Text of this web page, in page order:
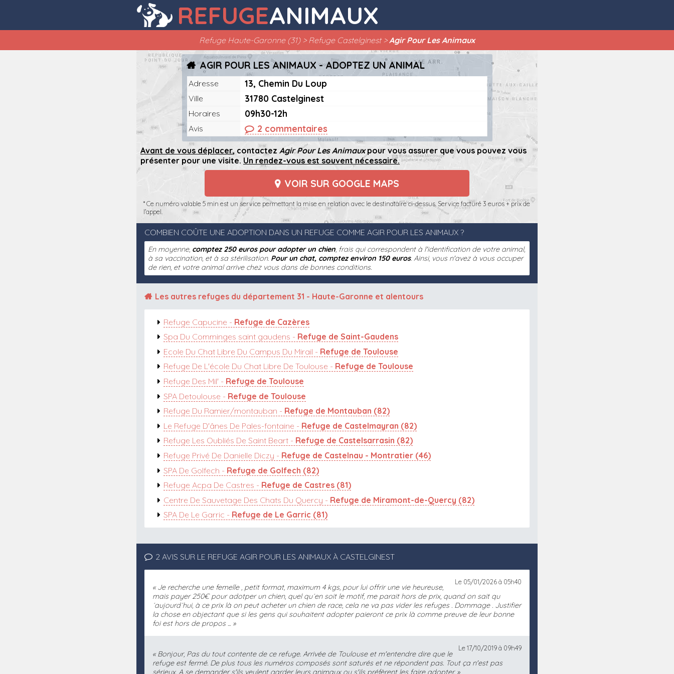
REFUGEANIMAUX
Refuge Haute-Garonne (31) Refuge Castelginest Agir Pour Les Animaux
AGIR POUR LES ANIMAUX - ADOPTEZ UN ANIMAL
Adresse 13, Chemin Du Loup
Ville 31780 Castelginest
Horaires 09h30-12h
Avis 2 commentaires
Avant de vous déplacer, contactez Agir Pour Les Animauxpour vous assurer que vous pouvez vous
présenter pour une visite. Un rendez-vous est souvent nécessaire.
VOIR SUR GOOGLE MAPS
* Ce numéro valable 5 min est un service permettant la mise en relation avec le destinataire ci-dessus. Service facturé 3 euros + prix de
l'appel.
COMBIEN COÛTE UNE ADOPTION DANS UN REFUGE COMME AGIR POUR LES ANIMAUX ?
En moyenne, comptez 250 euros pour adopter un chien, frais qui correspondent à l'identification de votre animal,
à sa vaccination, et à sa stérilisation. Pour un chat, comptez environ 150 euros. Ainsi, vous n'avez à vous occuper
de rien, et votre animal arrive chez vous dans de bonnes conditions.
Les autres refuges du département 31 - Haute-Garonne et alentours
Refuge Capucine - Refuge de Cazères
Spa Du Comminges saint gaudens - Refuge de Saint-Gaudens
Ecole Du Chat Libre Du Campus Du Mirail - Refuge de Toulouse
Refuge De L'école Du Chat Libre De Toulouse - Refuge de Toulouse
Refuge Des Mil' - Refuge de Toulouse
SPA Detoulouse - Refuge de Toulouse
Refuge Du Ramier/montauban - Refuge de Montauban (82)
Le Refuge D'ânes De Pales-fontaine - Refuge de Castelmayran (82)
Refuge Les Oubliés De Saint Beart - Refuge de Castelsarrasin (82)
Refuge Privé De Danielle Diczy - Refuge de Castelnau - Montratier (46)
SPA De Golfech - Refuge de Golfech (82)
Refuge Acpa De Castres - Refuge de Castres (81)
Centre De Sauvetage Des Chats Du Quercy - Refuge de Miramont-de-Quercy (82)
SPA De Le Garric - Refuge de Le Garric (81)
2 AVIS SUR LE REFUGE AGIR POUR LES ANIMAUX À CASTELGINEST
Le 05/01/2026 à 05h40
Je recherche une femelle , petit format, maximum 4 kgs, pour lui offrir une vie heureuse,
mais payer 250€ pour adotper un chien, quel qu´en soit le motif, me parait hors de prix, quand on sait qu
´aujourd´hui, à ce prix là on peut acheter un chien de race, cela ne va pas vider les refuges . Dommage . Justifier
la chose en objectant que si les gens qui souhaitent adopter paieront ce prix là comme preuve de leur bonne
foi est hors de propos ...
Le 17/10/2019 à 09h49
Bonjour, Pas du tout contente de ce refuge. Arrivée de Toulouse et m'entendre dire que le
refuge est fermé. De plus tous les numéros composés sont saturés et ne répondent pas. Tout ça n'est pas
sérieux. A se demander s'ils veulent garder leurs animaux ou s'ils préfèrent les faire adopter.